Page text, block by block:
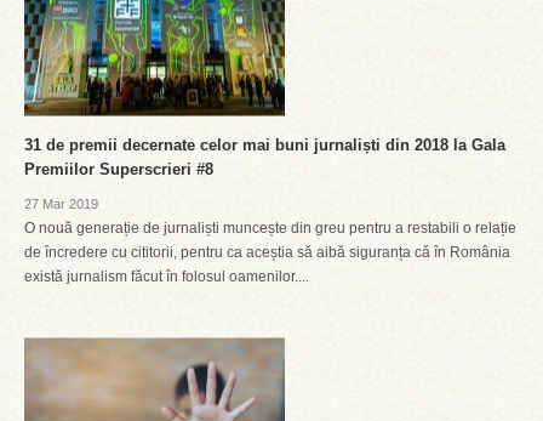
31 de premii decernate celor mai buni jurnaliști din 2018 la Gala
Premiilor Superscrieri #8
27 Mar 2019
O nouă generație de jurnaliști muncește din greu pentru a restabili o relație
de încredere cu cititorii, pentru ca aceștia să aibă siguranța că în România
există jurnalism făcut în folosul oamenilor....